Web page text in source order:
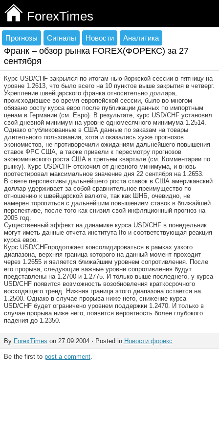
ForexTimes
Прогнозы Сигналы Новости Аналитика
Франк – обзор рынка FOREX(ФОРЕКС) за 27
сентября
Курс USD/CHF закрылся по итогам нью-йоркской сессии в пятницу на
уровне 1.2613, что было всего на 10 пунктов выше закрытия в четверг.
Укрепление швейцарского франка относительно доллара,
происходившее во время европейской сессии, было во многом
обязано росту курса евро после публикации данных по импортным
ценам в Германии (см. Евро). В результате, курс USD/CHF установил
свой дневной минимум на уровне одномесячного минимума 1.2514.
Однако опубликованные в США данные по заказам на товары
длительного пользования, хотя и оказались хуже прогнозов
экономистов, не противоречили ожиданиям дальнейшего повышения
ставок ФРС США, а также привели к пересмотру прогнозов
экономического роста США в третьем квартале (см. Комментарии по
рынку). Курс USD/CHF отскочил от дневного минимума, и вновь
протестировал максимальное значение дня 22 сентября на 1.2653.
В свете перспективы дальнейшего роста ставок в США американский
доллар удерживает за собой сравнительное преимущество по
отношению к швейцарской валюте, так как ШНБ, очевидно, не
намерен торопиться с дальнейшим повышением ставок в ближайшей
перспективе, после того как снизил свой инфляционный прогноз на
2005 год.
Существенный эффект на динамике курса USD/CHF в понедельник
могут иметь данные отчета института Ifo и соответствующая реакция
курса евро.
Курс USD/CHFпродолжает консолидироваться в рамках узкого
диапазона, верхняя граница которого на данный момент проходит
через 1.2655 и является ближайшим уровнем сопротивления. После
его прорыва, следующие важные уровни сопротивления будут
представлены на 1.2700 и 1.2775. И только выше последнего, у курса
USD/CHF появится возможность возобновления краткосрочного
восходящего тренд. Нижняя граница этого диапазона остается на
1.2500. Однако в случае прорыва ниже него, снижение курса
USD/CHF будет ограничено уровнем поддержки 1.2470. И только в
случае прорыва ниже него, появится вероятность более глубокого
падения до 1.2350.
By ForexTimes on 27.09.2004 · Posted in Новости форекс
Be the first to post a comment.